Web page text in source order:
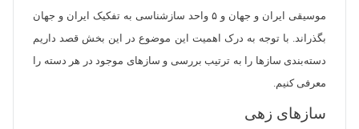
موسیقی ایران و جهان و ۵ واحد سازشناسی به تفکیک ایران و جهان
بگذراند. با توجه به درک اهمیت این موضوع در این بخش قصد داریم
دسته‌بندی ساز‌ها را به ترتیب بررسی و ساز‌های موجود در هر دسته را
معرفی کنیم.
ساز‌های زهی